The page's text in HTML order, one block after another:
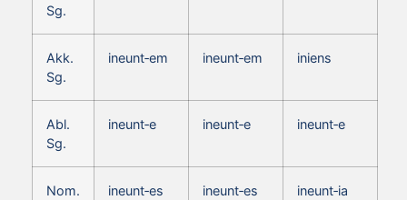
Sg.
Akk.
Sg.
ineunt‑em ineunt‑em iniens
Abl.
Sg.
ineunt‑e ineunt‑e ineunt‑e
Nom.
ineunt‑es ineunt‑es ineunt‑ia